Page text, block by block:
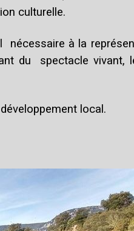
culturelle.
à la
du spectacle vivant,
local.